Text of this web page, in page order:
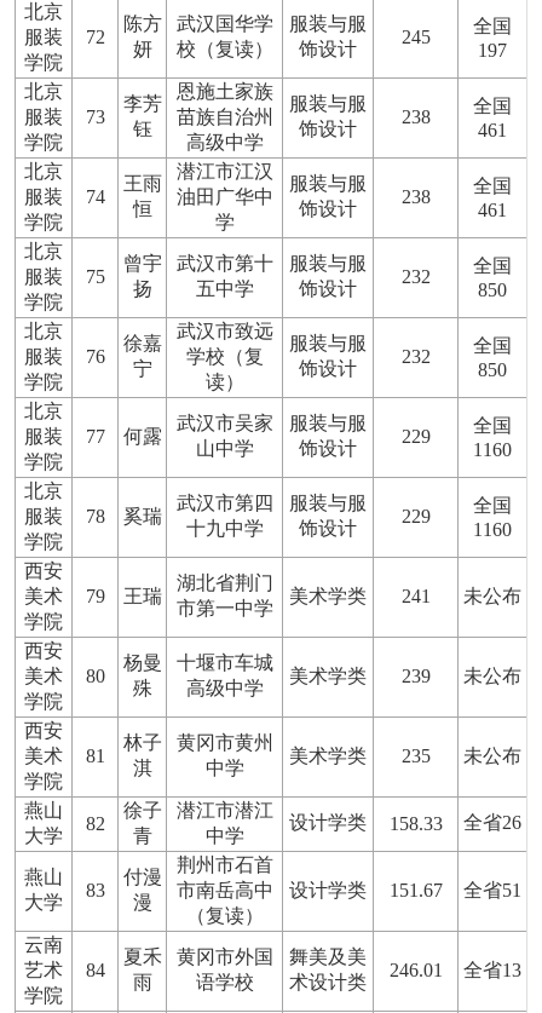
北京
服装
学院
72
陈方
妍
武汉国华学
校（复读）
服装与服
饰设计
245
全国
197
北京
服装
学院
73
李芳
钰
恩施土家族
苗族自治州
高级中学
服装与服
饰设计
238
全国
461
北京
服装
学院
74
王雨
恒
潜江市江汉
油田广华中
学
服装与服
饰设计
238
全国
461
北京
服装
学院
75
曾宇
扬
武汉市第十
五中学
服装与服
饰设计
232
全国
850
北京
服装
学院
76
徐嘉
宁
武汉市致远
学校（复
读）
服装与服
饰设计
232
全国
850
北京
服装
学院
77 何露
武汉市吴家
山中学
服装与服
饰设计
229
全国
1160
北京
服装
学院
78 奚瑞
武汉市第四
十九中学
服装与服
饰设计
229
全国
1160
西安
美术
学院
79 王瑞
湖北省荆门
市第一中学
美术学类 241 未公布
西安
美术
学院
80
杨曼
殊
十堰市车城
高级中学
美术学类 239 未公布
西安
美术
学院
81
林子
淇
黄冈市黄州
中学
美术学类 235 未公布
燕山
大学
82
徐子
青
潜江市潜江
中学
设计学类 158.33 全省26
燕山
大学
83
付漫
漫
荆州市石首
市南岳高中
（复读）
设计学类 151.67 全省51
云南
艺术
学院
84
夏禾
雨
黄冈市外国
语学校
舞美及美
术设计类
246.01 全省13